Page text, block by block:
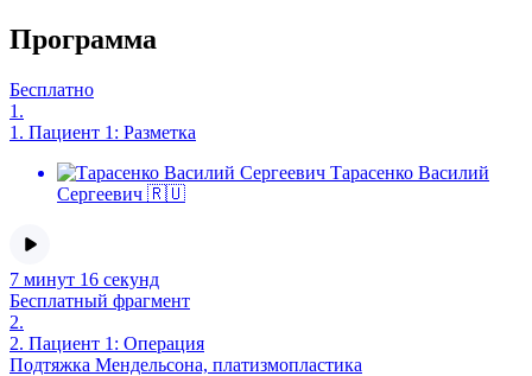
Программа
Бесплатно
1.
1. Пациент 1: Разметка
Тарасенко Василий
Сергеевич 🇷🇺
7 минут 16 секунд
Бесплатный фрагмент
2.
2. Пациент 1: Операция
Подтяжка Мендельсона, платизмопластика